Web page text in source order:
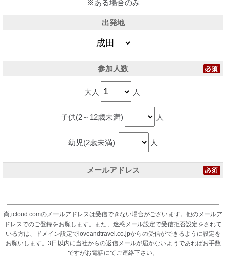
※ある場合のみ
出発地
参加人数
大人 人
子供(2～12歳未満) 人
幼児(2歳未満) 人
メールアドレス
尚,icloud.comのメールアドレスは受信できない場合がございます。他のメールア
ドレスでのご登録をお願します。また、迷惑メール設定で受信拒否設定をされて
いる方は、ドメイン設定でloveandtravel.co.jpからの受信ができるように設定を
お願いします。3日以内に当社からの返信メールが届かないようであればお手数
ですがお電話にてご連絡下さい。